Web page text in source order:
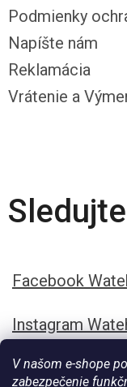
V našom e-shope
zabezpečenie
Podmienky
Napíšte nám
Reklamácia
Vrátenie a
Facebook
Instagram